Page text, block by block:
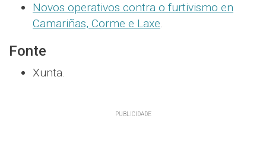
Novos operativos contra o furtivismo en
Camariñas, Corme e Laxe.
Fonte
Xunta.